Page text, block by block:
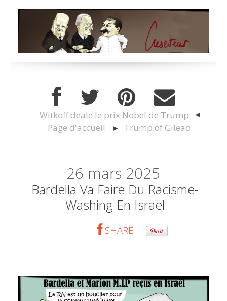
Witkoff deale le prix Nobel de Trump
Page d'accueil
Trump of Gilead
26 mars 2025
Bardella Va Faire Du Racisme-
Washing En Israël
SHARE